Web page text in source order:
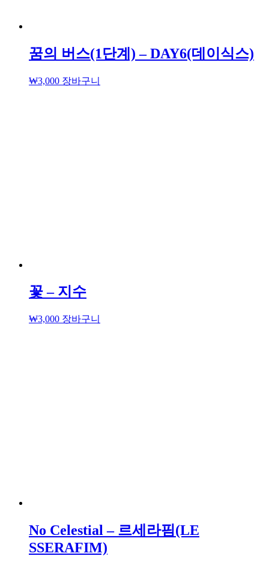
꿈의 버스(1단계) – DAY6(데이식스)
₩3,000 장바구니
꽃 – 지수
₩3,000 장바구니
No Celestial – 르세라핌(LE
SSERAFIM)